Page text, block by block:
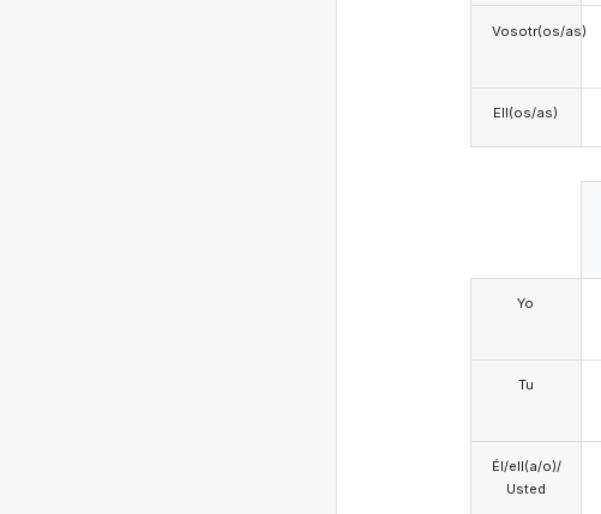
Vosotr(os/as)
Ell(os/as)
Yo
Tu
Él/ell(a/o)/
Usted